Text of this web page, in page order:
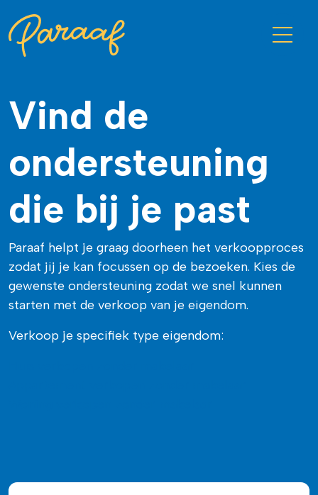
Vind de
ondersteuning
die bij je past
Paraaf helpt je graag doorheen het verkoopproces
zodat jij je kan focussen op de bezoeken. Kies de
gewenste ondersteuning zodat we snel kunnen
starten met de verkoop van je eigendom.
Verkoop je specifiek type eigendom: